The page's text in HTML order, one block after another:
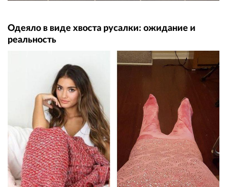
Одеяло в виде хвоста русалки: ожидание и
реальность